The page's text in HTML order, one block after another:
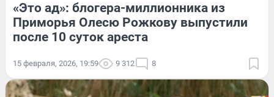
«Это ад»: блогера-миллионника из
Приморья Олесю Рожкову выпустили
после 10 суток ареста
15 февраля, 2026, 19:59 9 312 8